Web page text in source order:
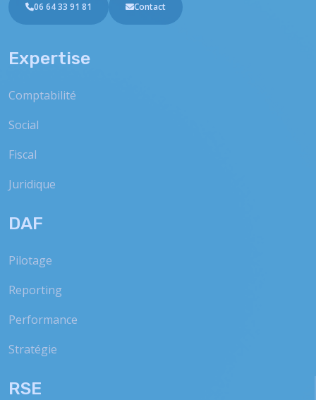
06 64 33 91 81 Contact
Expertise
Comptabilité
Social
Fiscal
Juridique
DAF
Pilotage
Reporting
Performance
Stratégie
RSE